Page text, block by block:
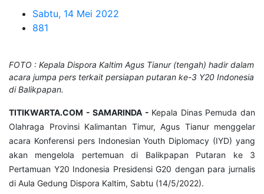
Sabtu, 14 Mei 2022
881
FOTO : Kepala Dispora Kaltim Agus Tianur (tengah) hadir dalam
acara jumpa pers terkait persiapan putaran ke-3 Y20 Indonesia
di Balikpapan.
TITIKWARTA.COM - SAMARINDA - Kepala Dinas Pemuda dan
Olahraga Provinsi Kalimantan Timur, Agus Tianur menggelar
acara Konferensi pers Indonesian Youth Diplomacy (IYD) yang
akan mengelola pertemuan di Balikpapan Putaran ke 3
Pertamuan Y20 Indonesia Presidensi G20 dengan para jurnalis
di Aula Gedung Dispora Kaltim, Sabtu (14/5/2022).